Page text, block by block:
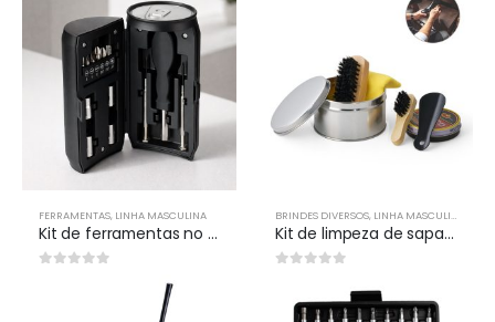
FERRAMENTAS, LINHA MASCULINA
Kit de ferramentas no formato de lata personalizada
BRINDES DIVERSOS, LINHA MASCULINA
Kit de limpeza de sapatos personalizados